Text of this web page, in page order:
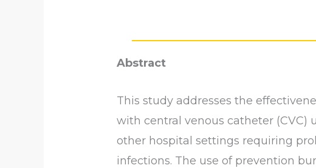
Abstract
This study addresses the
with central venous catheter (CVC)
other hospital settings requiring
infections. The use of prevention